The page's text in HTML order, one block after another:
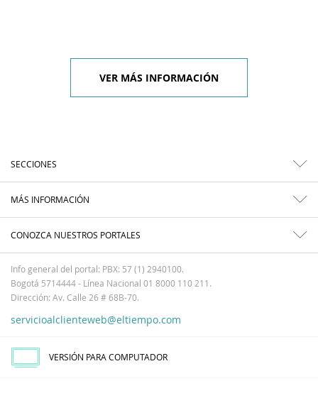
VER MÁS INFORMACIÓN
SECCIONES
MÁS INFORMACIÓN
CONOZCA NUESTROS PORTALES
Info general del portal: PBX: 57 (1) 2940100.
Bogotá 5714444 - Línea Nacional 01 8000 110 211.
Dirección: Av. Calle 26 # 68B-70.
servicioalclienteweb@eltiempo.com
VERSIÓN PARA COMPUTADOR